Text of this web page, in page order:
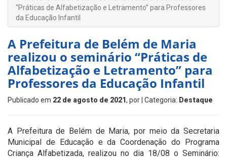
“Práticas de Alfabetização e Letramento” para Professores
da Educação Infantil
A Prefeitura de Belém de Maria
realizou o seminário “Práticas de
Alfabetização e Letramento” para
Professores da Educação Infantil
Publicado em 22 de agosto de 2021, por | Categoria: Destaque
A Prefeitura de Belém de Maria, por meio da Secretaria
Municipal de Educação e da Coordenação do Programa
Criança Alfabetizada, realizou no dia 18/08 o Seminário: